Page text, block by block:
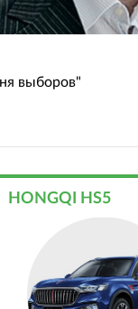
выборов"
HONGQI HS5